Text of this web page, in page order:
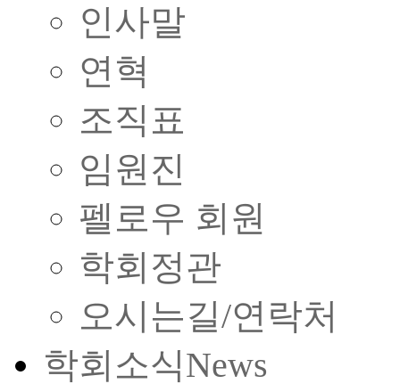
인사말
연혁
조직표
임원진
펠로우 회원
학회정관
오시는길/연락처
학회소식News